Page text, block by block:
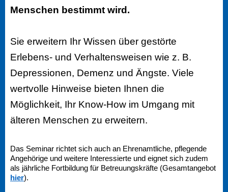
Menschen bestimmt wird.
Sie erweitern Ihr Wissen über gestörte
Erlebens- und Verhaltensweisen wie z. B.
Depressionen, Demenz und Ängste. Viele
wertvolle Hinweise bieten Ihnen die
Möglichkeit, Ihr Know-How im Umgang mit
älteren Menschen zu erweitern.
Das Seminar richtet sich auch an Ehrenamtliche, pflegende
Angehörige und weitere Interessierte und eignet sich zudem
als jährliche Fortbildung für Betreuungskräfte (Gesamtangebot
hier).